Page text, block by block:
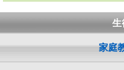
生
家庭